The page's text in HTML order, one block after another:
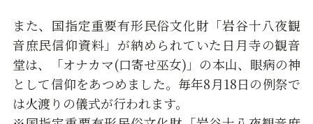
また、国指定重要有形民俗文化財「岩谷十八夜観
音庶民信仰資料」が納められていた日月寺の観音
堂は、「オナカマ(口寄せ巫女)」の本山、眼病の神
として信仰をあつめました。毎年8月18日の例祭で
は火渡りの儀式が行われます。